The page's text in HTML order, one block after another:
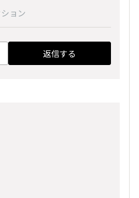
ョン
返信する